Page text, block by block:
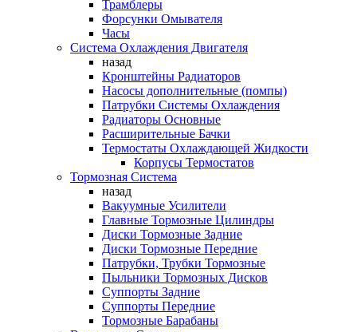
Трамблеры
Форсунки Омывателя
Часы
Система Охлаждения Двигателя
назад
Кронштейны Радиаторов
Насосы дополнительные (помпы)
Патрубки Системы Охлаждения
Радиаторы Основные
Расширительные Бачки
Термостаты Охлаждающей Жидкости
Корпусы Термостатов
Тормозная Система
назад
Вакуумные Усилители
Главные Тормозные Цилиндры
Диски Тормозные Задние
Диски Тормозные Передние
Патрубки, Трубки Тормозные
Пыльники Тормозных Дисков
Суппорты Задние
Суппорты Передние
Тормозные Барабаны